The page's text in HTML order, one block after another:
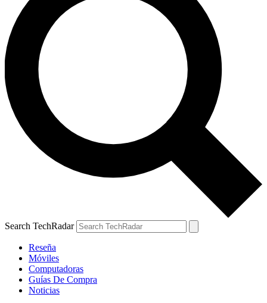
Search TechRadar
Reseña
Móviles
Computadoras
Guías De Compra
Noticias